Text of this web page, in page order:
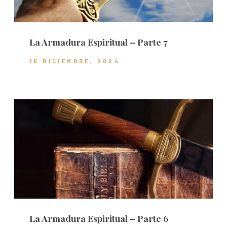
La Armadura Espiritual – Parte 7
15 DICIEMBRE, 2024
La Armadura Espiritual – Parte 6